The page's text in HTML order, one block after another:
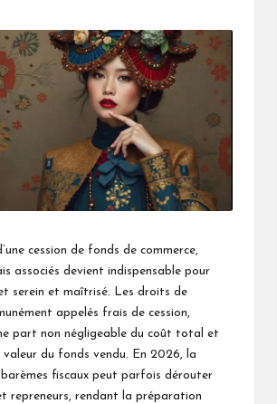
cession de fonds de commerce,
associés devient indispensable pour
serein et maîtrisé. Les droits de
appelés frais de cession,
part non négligeable du coût total et
du fonds vendu. En 2026, la
fiscaux peut parfois dérouter
repreneurs, rendant la préparation